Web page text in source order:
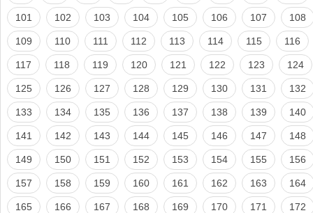
101 102 103 104 105 106 107 108
109 110 111 112 113 114 115 116
117 118 119 120 121 122 123 124
125 126 127 128 129 130 131 132
133 134 135 136 137 138 139 140
141 142 143 144 145 146 147 148
149 150 151 152 153 154 155 156
157 158 159 160 161 162 163 164
165 166 167 168 169 170 171 172